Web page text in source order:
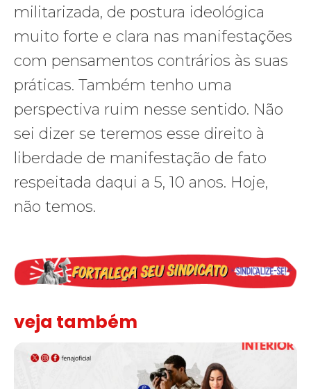
militarizada, de postura ideológica
muito forte e clara nas manifestações
com pensamentos contrários às suas
práticas. Também tenho uma
perspectiva ruim nesse sentido. Não
sei dizer se teremos esse direito à
liberdade de manifestação de fato
respeitada daqui a 5, 10 anos. Hoje,
não temos.
veja também
Assinada nova CCT de jornais e revistas do interior